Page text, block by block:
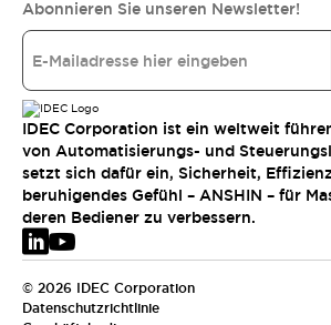
Abonnieren Sie unseren Newsletter!
IDEC Corporation ist ein weltweit
von Automatisierungs- und
setzt sich dafür ein, Sicherheit,
beruhigendes Gefühl – ANSHIN – für
deren Bediener zu verbessern.
© 2026 IDEC Corporation
Datenschutzrichtlinie